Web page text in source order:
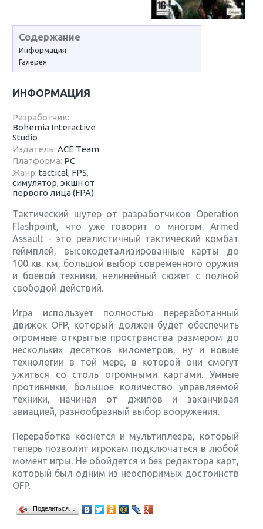
Содержание
Информация
Галерея
ИНФОРМАЦИЯ
Разработчик:
Bohemia Interactive
Studio
Издатель:ACE Team
Платформа: PC
Жанр:tactical, FPS,
симулятор,экшн от
первого лица (FPA)
Тактический шутер от разработчиков Operation
Flashpoint, что уже говорит о многом. Armed
Assault - это реалистичный тактический комбат
геймплей, высокодетализированные карты до
100 кв. км, большой выбор современного оружия
и боевой техники, нелинейный сюжет с полной
свободой действий.
Игра использует полностью переработанный
движок OFP, который должен будет обеспечить
огромные открытые пространства размером до
нескольких десятков километров, ну и новые
технологии в той мере, в которой они смогут
ужиться со столь огромными картами. Умные
противники, большое количество управляемой
техники, начиная от джипов и заканчивая
авиацией, разнообразный выбор вооружения.
Переработка коснется и мультиплеера, который
теперь позволит игрокам подключаться в любой
момент игры. Не обойдется и без редактора карт,
который был одним из неоспоримых достоинств
OFP.
Поделиться…
Крупнейшие релизы мая: Nintendo, Microsoft и
Sony